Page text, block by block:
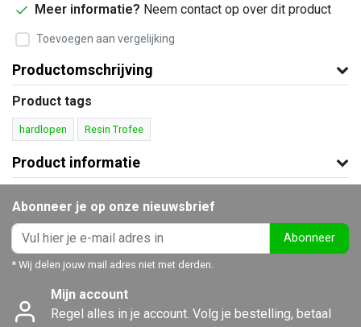
Meer informatie? Neem contact op over dit product
Toevoegen aan vergelijking
Productomschrijving
Product tags
hardlopen Resin Trofee
Product informatie
Abonneer je op onze nieuwsbrief
Abonneer
* Wij delen jouw mail adres niet met derden.
Mijn account
Regel alles in je account. Volg je bestelling, betaal